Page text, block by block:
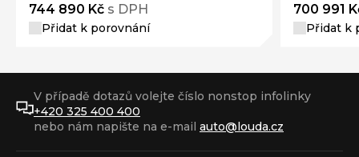
744 890 Kč s DPH
Přidat k porovnání
700 991
Přidat k
V případě dotazů volejte číslo nonstop infolinky
+420 325 400 400
nebo nám napište na e-mail auto@louda.cz